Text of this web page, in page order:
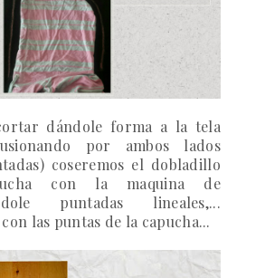
dándole forma a la tela
por ambos lados
coseremos el dobladillo
con la maquina de
puntadas lineales,...
las puntas de la capucha...